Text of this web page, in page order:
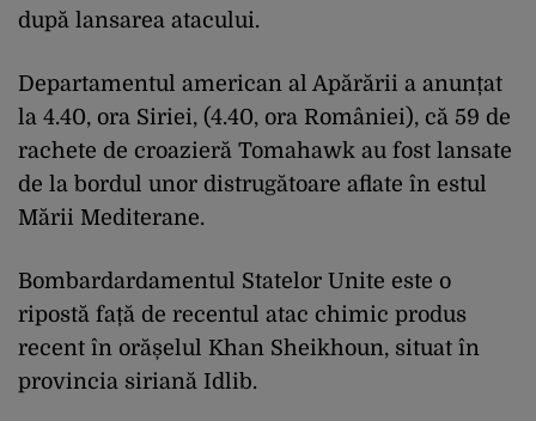
după lansarea atacului.
Departamentul american al Apărării a anunțat
la 4.40, ora Siriei, (4.40, ora României), că 59 de
rachete de croazieră Tomahawk au fost lansate
de la bordul unor distrugătoare aflate în estul
Mării Mediterane.
Bombardardamentul Statelor Unite este o
ripostă față de recentul atac chimic produs
recent în orășelul Khan Sheikhoun, situat în
provincia siriană Idlib.